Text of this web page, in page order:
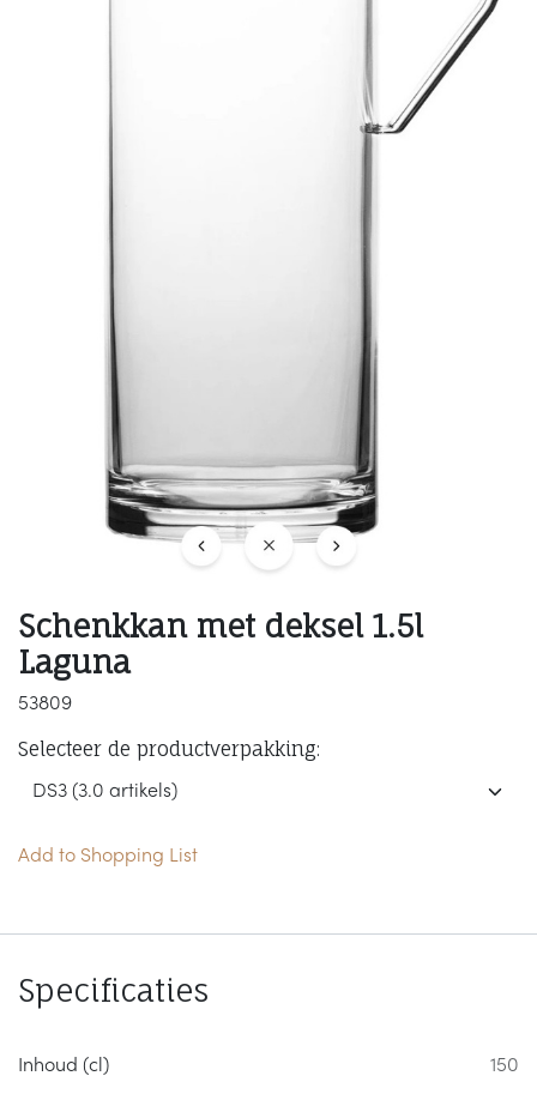
Schenkkan met deksel 1.5l
Laguna
53809
Selecteer de productverpakking:
Add to Shopping List
Specificaties
Inhoud (cl) 150